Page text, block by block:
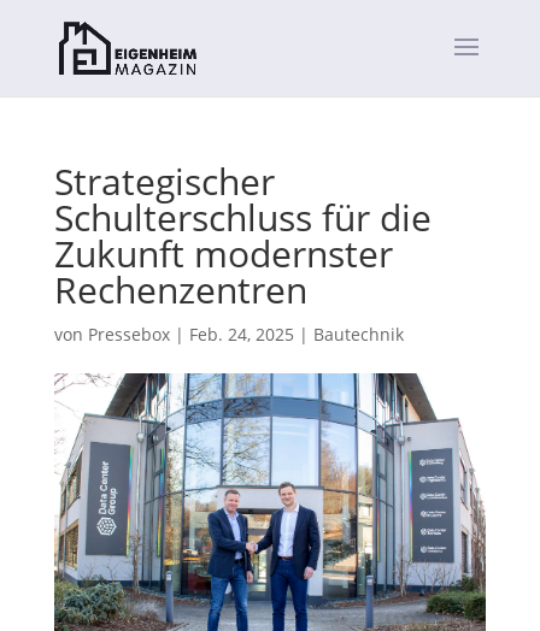
Strategischer
Schulterschluss für die
Zukunft modernster
Rechenzentren
von Pressebox| Feb. 24, 2025 | Bautechnik